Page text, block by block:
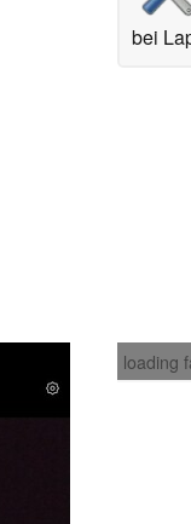
bei
loading